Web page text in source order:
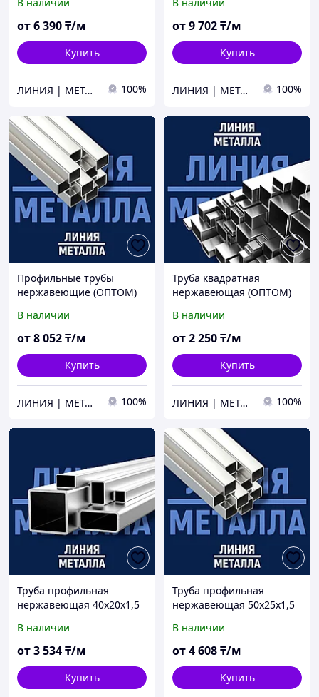
В наличии
от6 390₸/м
Купить
ЛИНИЯ | МЕТАЛЛА 100%
В наличии
от9 702₸/м
Купить
ЛИНИЯ | МЕТАЛЛА 100%
Профильные трубы
нержавеющие (ОПТОМ)
В наличии
от8 052₸/м
Купить
ЛИНИЯ | МЕТАЛЛА 100%
Труба квадратная
нержавеющая (ОПТОМ)
В наличии
от2 250₸/м
Купить
ЛИНИЯ | МЕТАЛЛА 100%
Труба профильная
нержавеющая 40х20х1,5
В наличии
от3 534₸/м
Купить
Труба профильная
нержавеющая 50х25х1,5
В наличии
от4 608₸/м
Купить